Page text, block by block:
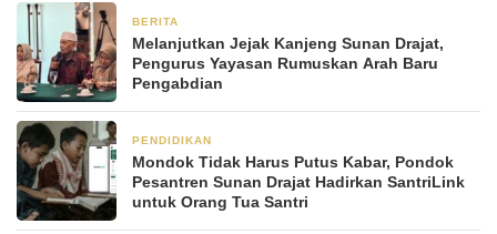
BERITA
Melanjutkan Jejak Kanjeng Sunan Drajat,
Pengurus Yayasan Rumuskan Arah Baru
Pengabdian
PENDIDIKAN
Mondok Tidak Harus Putus Kabar, Pondok
Pesantren Sunan Drajat Hadirkan SantriLink
untuk Orang Tua Santri